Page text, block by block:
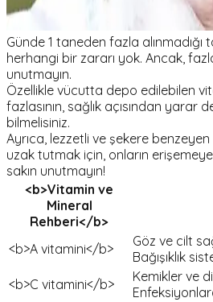
Günde 1 taneden fazla
herhangi bir zararı yok. Ancak,
unutmayın.
Özellikle vücutta depo edilebilen
fazlasının, sağlık açısından yarar
bilmelisiniz.
Ayrıca, lezzetli ve şekere
uzak tutmak için, onların
sakın unutmayın!
<b>Vitamin ve
Mineral
Rehberi</b>
<b>A vitamini</b>
Göz ve cilt
Bağışıklık
<b>C vitamini</b>
Kemikler ve